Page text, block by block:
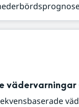
vädervarningar